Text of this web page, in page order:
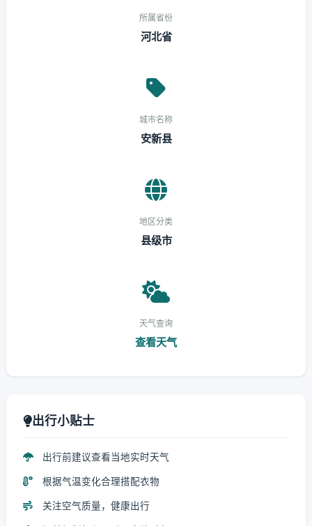
所属省份
河北省
城市名称
安新县
地区分类
县级市
天气查询
查看天气
出行小贴士
出行前建议查看当地实时天气
根据气温变化合理搭配衣物
关注空气质量，健康出行